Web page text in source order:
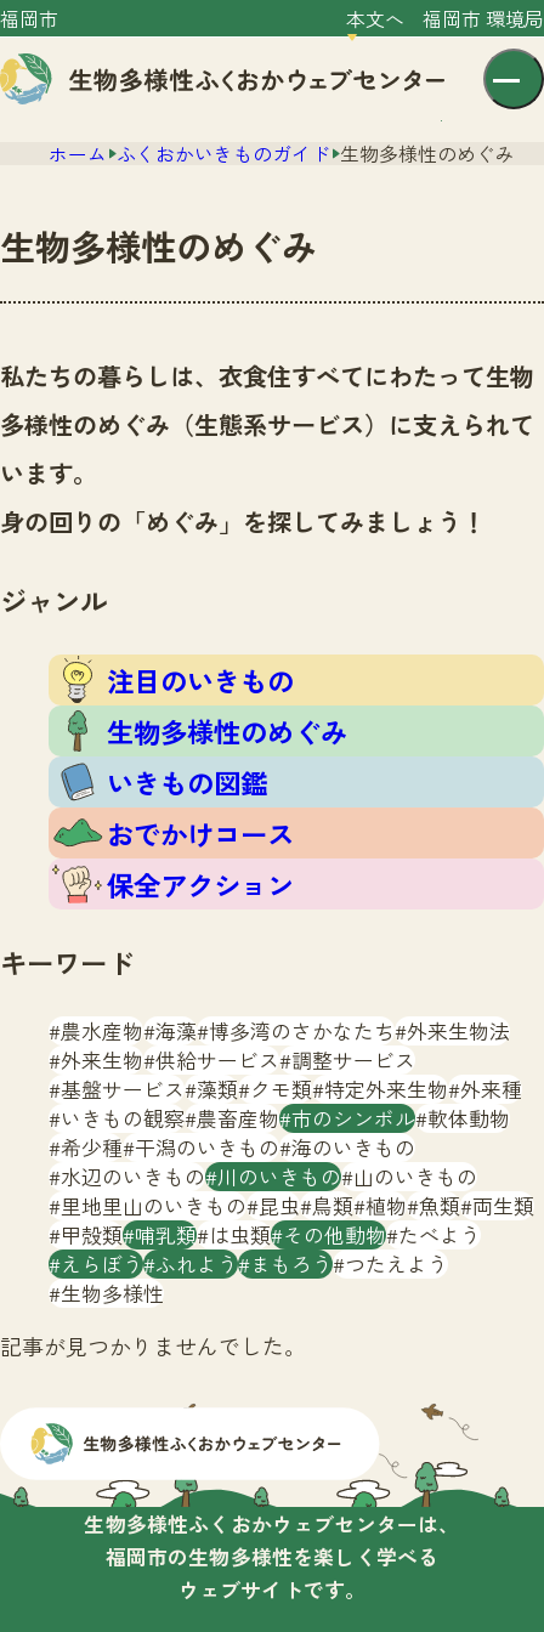
福岡市 本文へ 福岡市 環境局
センター紹介
センター紹介TOP
サイトポリシー
ニュース
いきものガイド
いきものガイドTOP
生物多様性のめぐみ
おでかけコース
保全アクション
イベント
調査レポート
調査レポートTOP
調査結果
ふくおかいきものマップ
マッチング
マッチングTOP
掲載申し込みフォーム
お問合せ
生物多様性ふくおかウェブセンターとは
サイトマップ
ホーム ふくおかいきものガイド 生物多様性のめぐみ
生物多様性のめぐみ
私たちの暮らしは、衣食住すべてにわたって生物
多様性のめぐみ（生態系サービス）に支えられて
います。
身の回りの「めぐみ」を探してみましょう！
ジャンル
注目のいきもの
生物多様性のめぐみ
いきもの図鑑
おでかけコース
保全アクション
キーワード
農水産物 海藻 博多湾のさかなたち 外来生物法
外来生物 供給サービス 調整サービス
基盤サービス 藻類 クモ類 特定外来生物 外来種
いきもの観察 農畜産物 市のシンボル 軟体動物
希少種 干潟のいきもの 海のいきもの
水辺のいきもの 川のいきもの 山のいきもの
里地里山のいきもの 昆虫 鳥類 植物 魚類 両生類
甲殻類 哺乳類 は虫類 その他動物 たべよう
えらぼう ふれよう まもろう つたえよう
生物多様性
記事が見つかりませんでした。
生物多様性ふくおかウェブセンターは、
福岡市の生物多様性を楽しく学べる
ウェブサイトです。